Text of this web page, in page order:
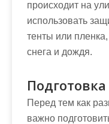
происходит на
использовать
тенты или
снега и дождя.
Перед тем как
важно